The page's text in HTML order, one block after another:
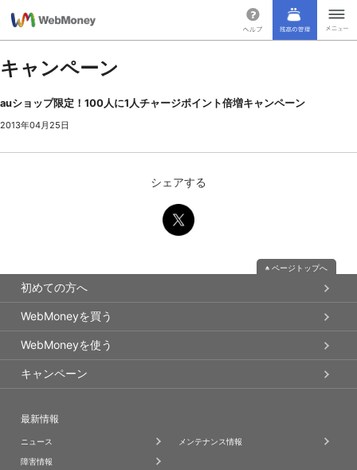
キャンペーン
auショップ限定！100人に1人チャージポイント倍増キャンペーン
2013年04月25日
シェアする
ページトップへ
初めての方へ
WebMoneyを買う
WebMoneyを使う
キャンペーン
最新情報
ニュース メンテナンス情報
障害情報